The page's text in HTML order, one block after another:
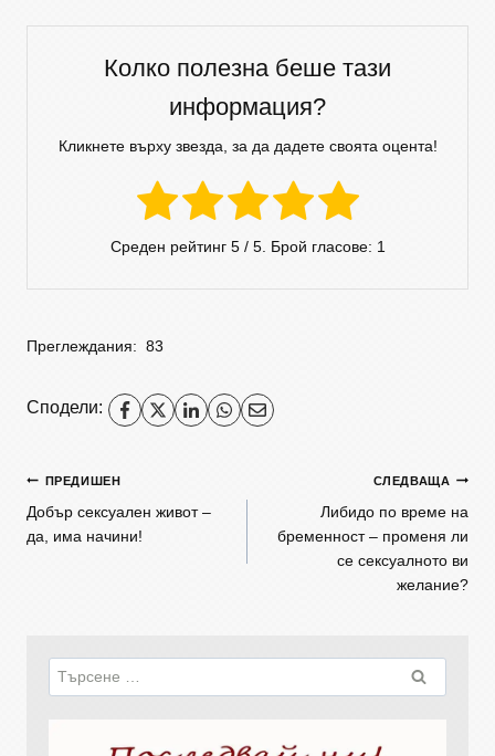
Колко полезна беше тази
информация?
Кликнете върху звезда, за да дадете своята оцента!
Среден рейтинг 5/ 5. Брой гласове: 1
Преглеждания: 83
Сподели:
ПРЕДИШЕН
Добър сексуален живот –
да, има начини!
СЛЕДВАЩА
Либидо по време на
бременност – променя ли
се сексуалното ви
желание?